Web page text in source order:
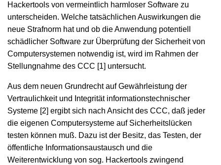
Hackertools von vermeintlich harmloser Software zu
unterscheiden. Welche tatsächlichen Auswirkungen die
neue Strafnorm hat und ob die Anwendung potentiell
schädlicher Software zur Überprüfung der Sicherheit von
Computersystemen notwendig ist, wird im Rahmen der
Stellungnahme des CCC [1] untersucht.
Aus dem neuen Grundrecht auf Gewährleistung der
Vertraulichkeit und Integrität informationstechnischer
Systeme [2] ergibt sich nach Ansicht des CCC, daß jeder
die eigenen Computersysteme auf Sicherheitslücken
testen können muß. Dazu ist der Besitz, das Testen, der
öffentliche Informationsaustausch und die
Weiterentwicklung von sog. Hackertools zwingend